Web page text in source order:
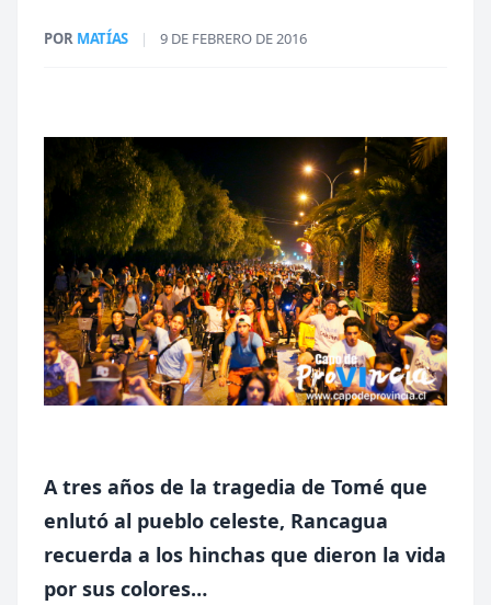
POR MATÍAS | 9 DE FEBRERO DE 2016
A tres años de la tragedia de Tomé que
enlutó al pueblo celeste, Rancagua
recuerda a los hinchas que dieron la vida
por sus colores…